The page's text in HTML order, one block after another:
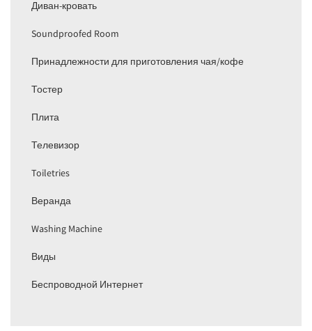
Диван-кровать
Soundproofed Room
Принадлежности для приготовления чая/кофе
Тостер
Плита
Телевизор
Toiletries
Веранда
Washing Machine
Виды
Беспроводной Интернет